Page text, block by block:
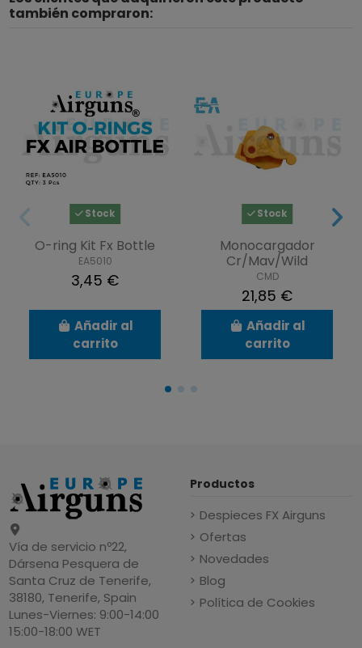
también compraron:
Stock
O-ring Kit Fx Bottle
EA5010
3,45 €
Añadir al
carrito
Stock
Monocargador
Cr/Mav/Wild
CMD
21,85 €
Añadir al
carrito
Vía de servicio nº22,
Dársena Pesquera de
Santa Cruz de Tenerife,
38180, Tenerife, Spain
Lunes-Viernes: 9:00-14:00
15:00-18:00 WET
Productos
Despieces FX Airguns
Ofertas
Novedades
Blog
Política de Cookies